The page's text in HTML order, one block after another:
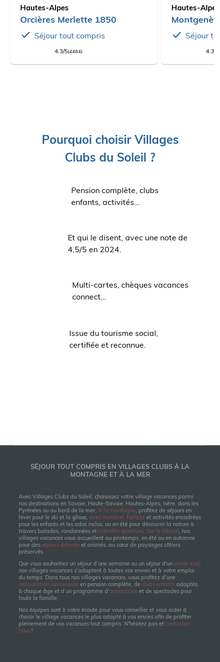
Hautes-Alpes
Orcières Merlette 1850
Séjour tout compris
4.3/5(4464)
Hautes-Alpes
Séjour
4.3/5
Pourquoi choisir Villages
Clubs du Soleil ?
Pension complète, clubs
enfants, activités…
Et qui le disent, avec une note de
4,5/5 en 2024.
Multi-cartes, chèques vacances
connect…
Issue du tourisme social,
certifiée et reconnue.
SÉJOUR TOUT COMPRIS EN VILLAGES CLUBS À LA
MONTAGNE ET À LA MER
Avec Villages Clubs du Soleil, choisissez votre village vacances parmi
nos destinations en Savoie, Haute-Savoie, Hautes-Alpes, Isère, dans les
Pyrénées ou au bord de la mer. À la montagne , profitez de séjours en
hiver pour le ski et la glisse, avec matériel, forfaits et activités encadrées
pour les enfants et les ados inclus, ou en été pour découvrir la nature à
travers balades, randonnées et activités sportives Sur le littoral , nos
villages vacances vous accueillent au printemps, en été ou en automne
pour des séjours détente et animés, au cœur de paysages côtiers
préservés.
Que vous souhaitiez un séjour d’une semaine ou un séjour d'un week-end
nos villages vacances s’adaptent à toutes vos envies et à votre emploi
du temps. Dans tous nos villages vacances, vous profitez d’une
restauration savoureuse en pension complète, de clubs enfants adaptés
à chaque âge et d’un programme d’animations et de spectacles pour
toute la famille.
Nos équipes sont à votre écoute pour vous conseiller et vous aider à
choisir le village vacances le plus adapté à vos envies afin de profiter
pleinement de vos vacances tout compris. N'hésitez pas et contactez-
nous !